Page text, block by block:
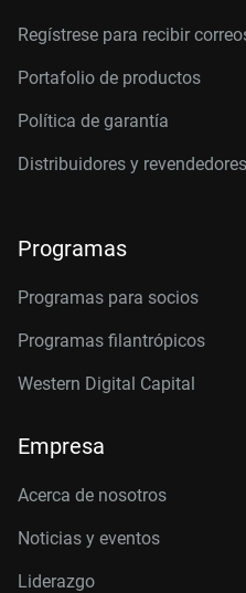
Regístrese para recibir
Portafolio de productos
Política de garantía
Distribuidores y revendedores
Programas
Programas para socios
Programas filantrópicos
Western Digital Capital
Empresa
Acerca de nosotros
Noticias y eventos
Liderazgo